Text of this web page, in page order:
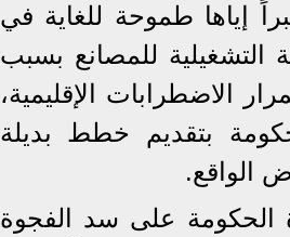
خطة 2029/ 2030)، معتبراً إياها طموحة للغاية في
التشغيلية للمصانع بسبب
الاضطرابات الإقليمية،
بتقديم خطط بديلة
الواقع.
الحكومة على سد الفجوة